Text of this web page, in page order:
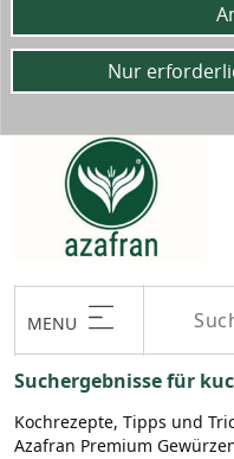
MENU
Suchergebnisse für
Kochrezepte, Tipps und
Azafran Premium
Nur